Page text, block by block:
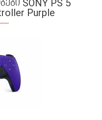
SONY PS 5
Purple